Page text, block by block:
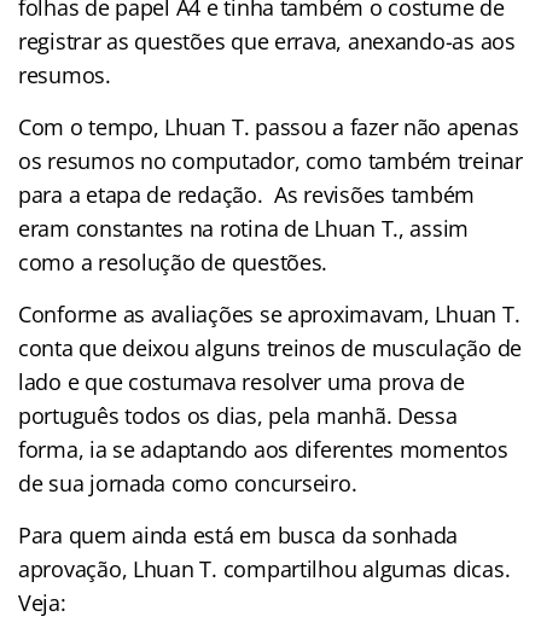
folhas de papel A4 e tinha também o costume de
registrar as questões que errava, anexando-as aos
resumos.
Com o tempo, Lhuan T. passou a fazer não apenas
os resumos no computador, como também treinar
para a etapa de redação. As revisões também
eram constantes na rotina de Lhuan T., assim
como a resolução de questões.
Conforme as avaliações se aproximavam, Lhuan T.
conta que deixou alguns treinos de musculação de
lado e que costumava resolver uma prova de
português todos os dias, pela manhã. Dessa
forma, ia se adaptando aos diferentes momentos
de sua jornada como concurseiro.
Para quem ainda está em busca da sonhada
aprovação, Lhuan T. compartilhou algumas dicas.
Veja: